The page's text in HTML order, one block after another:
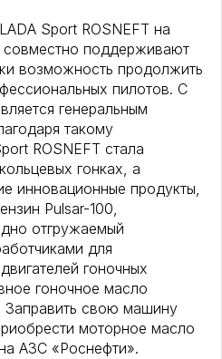
Sport ROSNEFT на
совместно поддерживают
возможность продолжить
пилотов. С
генеральным
такому
ROSNEFT стала
гонках, а
инновационные продукты,
Pulsar-100,
отгружаемый
для
гоночных
гоночное масло
Заправить свою машину
моторное масло
АЗС «Роснефти».